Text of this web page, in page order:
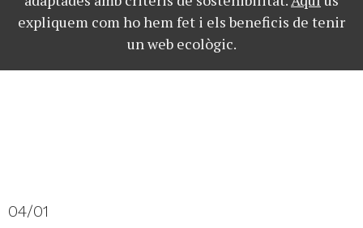
expliquem com ho hem fet i els beneficis de tenir
un web ecològic.
04/01